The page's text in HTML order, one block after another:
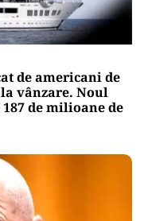
de americani de
vânzare. Noul
de milioane de